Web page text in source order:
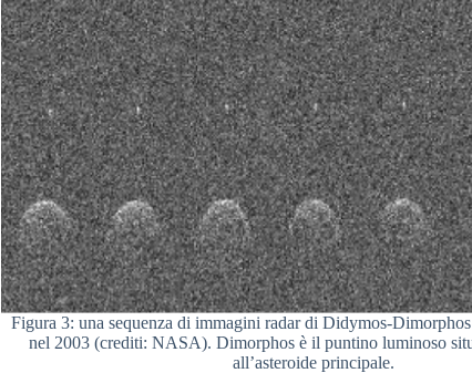
Figura 3: una sequenza di immagini radar di Didymos-
nel 2003 (crediti: NASA). Dimorphos è il puntino luminoso
all’asteroide principale.